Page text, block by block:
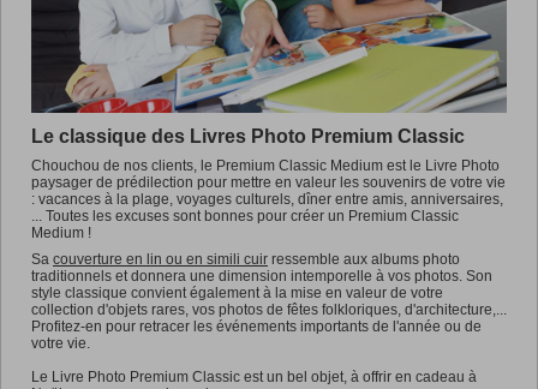
Promotions
Le classique des Livres Photo Premium Classic
Chouchou de nos clients, le Premium Classic Medium est le Livre Photo
paysager de prédilection pour mettre en valeur les souvenirs de votre vie
: vacances à la plage, voyages culturels, dîner entre amis, anniversaires,
... Toutes les excuses sont bonnes pour créer un Premium Classic
Medium !
Sa couverture en lin ou en simili cuir ressemble aux albums photo
traditionnels et donnera une dimension intemporelle à vos photos. Son
style classique convient également à la mise en valeur de votre
collection d'objets rares, vos photos de fêtes folkloriques, d'architecture,...
Profitez-en pour retracer les événements importants de l'année ou de
votre vie.
Le Livre Photo Premium Classic est un bel objet, à offrir en cadeau à